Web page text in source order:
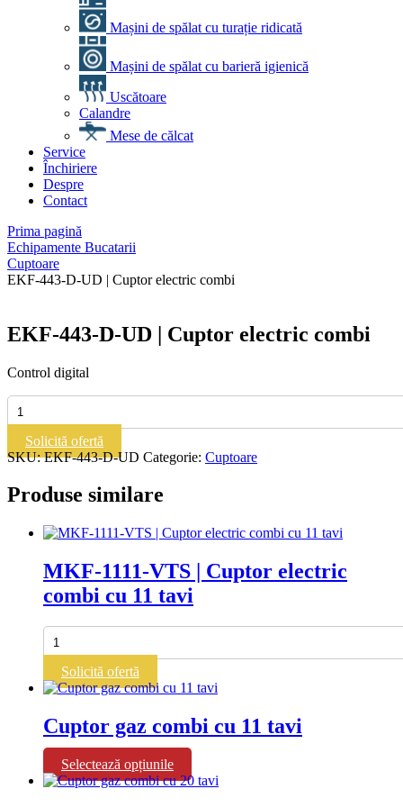
Mașini de spălat cu turație ridicată
Mașini de spălat cu barieră igienică
Uscătoare
Calandre
Mese de călcat
Service
Închiriere
Despre
Contact
Prima pagină
Echipamente Bucatarii
Cuptoare
EKF-443-D-UD | Cuptor electric combi
EKF-443-D-UD | Cuptor electric combi
Control digital
Cantitate
EKF-
443-
D-
UD
Cuptor
combi
Solicită ofertă
SKU:EKF-443-D-UD Categorie: Cuptoare
Produse similare
MKF-1111-VTS | Cuptor electric
combi cu 11 tavi
Cantitate
MKF-
1111-
VTS
|
electric
combi
11
Solicită ofertă
Cuptor gaz combi cu 11 tavi
Selectează opțiunile
produs